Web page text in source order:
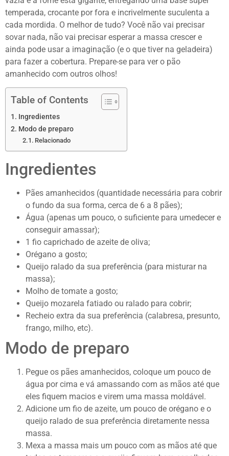
temperada, crocante por fora e incrivelmente suculenta a
cada mordida. O melhor de tudo? Você não vai precisar
sovar nada, não vai precisar esperar a massa crescer e
ainda pode usar a imaginação (e o que tiver na geladeira)
para fazer a cobertura. Prepare-se para ver o pão
amanhecido com outros olhos!
Table of Contents
Ingredientes
Modo de preparo
Relacionado
Ingredientes
Pães amanhecidos (quantidade necessária para cobrir
o fundo da sua forma, cerca de 6 a 8 pães);
Água (apenas um pouco, o suficiente para umedecer e
conseguir amassar);
1 fio caprichado de azeite de oliva;
Orégano a gosto;
Queijo ralado da sua preferência (para misturar na
massa);
Molho de tomate a gosto;
Queijo mozarela fatiado ou ralado para cobrir;
Recheio extra da sua preferência (calabresa, presunto,
frango, milho, etc).
Modo de preparo
Pegue os pães amanhecidos, coloque um pouco de
água por cima e vá amassando com as mãos até que
eles fiquem macios e virem uma massa moldável.
Adicione um fio de azeite, um pouco de orégano e o
queijo ralado de sua preferência diretamente nessa
massa.
Mexa a massa mais um pouco com as mãos até que